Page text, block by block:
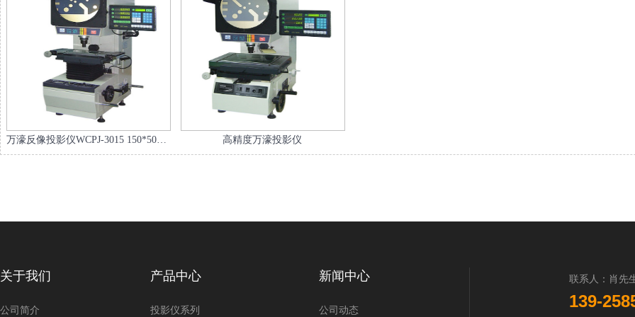
万濠反像投影仪WCPJ-3015 150*50MM 高精度万濠投影仪
关于我们
公司简介
产品中心
投影仪系列
新闻中心
公司动态
联系人：肖先
139-